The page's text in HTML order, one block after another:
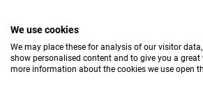
Aktuelles Wetter:
NavigationInformationen
We use cookies
We may place these for analysis of our visitor
show personalised content and to give you a great
more information about the cookies we use open